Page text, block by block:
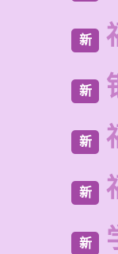
新
新
新
新
新